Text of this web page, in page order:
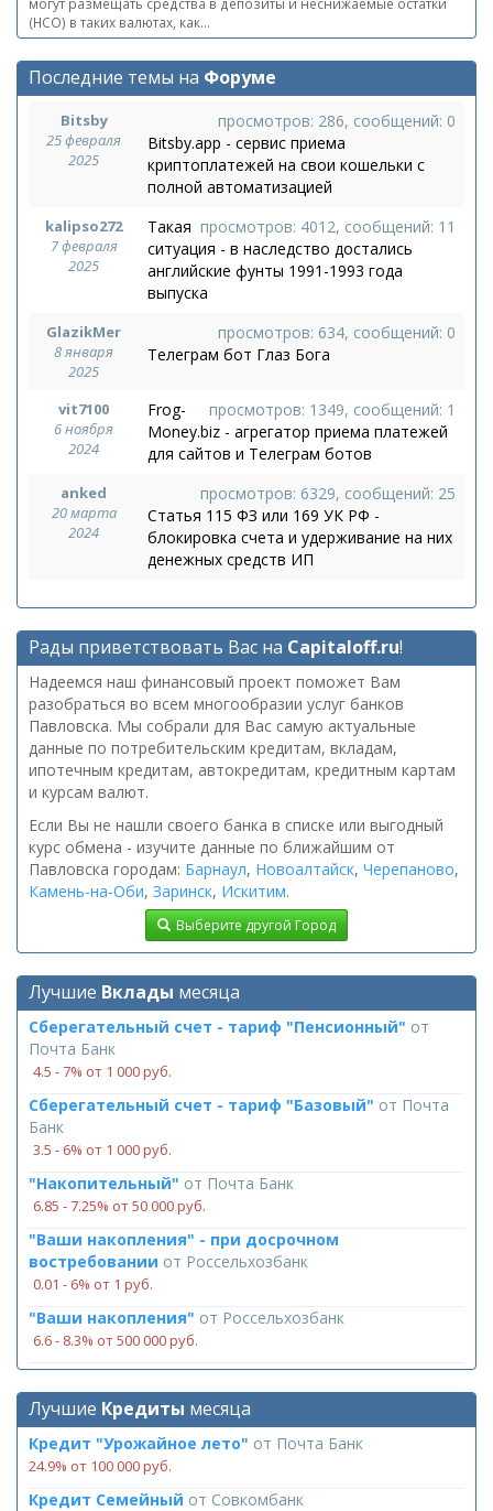
(НСО) в таких валютах, как...
Последние темы на Форуме
Bitsby
25 февраля
2025
просмотров: 286, сообщений: 0
Bitsby.app - сервис приема
криптоплатежей на свои кошельки с
полной автоматизацией
kalipso272
7 февраля
2025
просмотров: 4012, сообщений: 11
Такая
ситуация - в наследство достались
английские фунты 1991-1993 года
выпуска
GlazikMer
8 января
2025
просмотров: 634, сообщений: 0
Телеграм бот Глаз Бога
vit7100
6 ноября
2024
просмотров: 1349, сообщений: 1
Frog-
Money.biz - агрегатор приема платежей
для сайтов и Телеграм ботов
anked
20 марта
2024
просмотров: 6329, сообщений: 25
Статья 115 ФЗ или 169 УК РФ -
блокировка счета и удерживание на них
денежных средств ИП
Рады приветствовать Вас на Capitaloff.ru!
Надеемся наш финансовый проект поможет Вам
разобраться во всем многообразии услуг банков
Павловска. Мы собрали для Вас самую актуальные
данные по потребительским кредитам, вкладам,
ипотечным кредитам, автокредитам, кредитным картам
и курсам валют.
Если Вы не нашли своего банка в списке или выгодный
курс обмена - изучите данные по ближайшим от
Павловска городам: Барнаул, Новоалтайск, Черепаново,
Камень-на-Оби, Заринск, Искитим.
Выберите другой Город
Лучшие Вклады месяца
Сберегательный счет - тариф "Пенсионный" от
Почта Банк
4.5 ‑ 7% от 1 000 руб.
Сберегательный счет - тариф "Базовый" от Почта
Банк
3.5 ‑ 6% от 1 000 руб.
"Накопительный" от Почта Банк
6.85 ‑ 7.25% от 50 000 руб.
"Ваши накопления" - при досрочном
востребовании от Россельхозбанк
0.01 ‑ 6% от 1 руб.
"Ваши накопления" от Россельхозбанк
6.6 ‑ 8.3% от 500 000 руб.
Лучшие Кредиты месяца
Кредит "Урожайное лето" от Почта Банк
24.9% от 100 000 руб.
Кредит Семейный от Совкомбанк